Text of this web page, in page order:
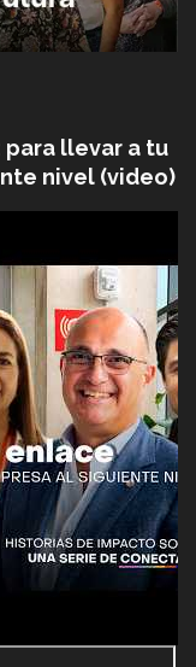
para llevar a tu
nivel (video)